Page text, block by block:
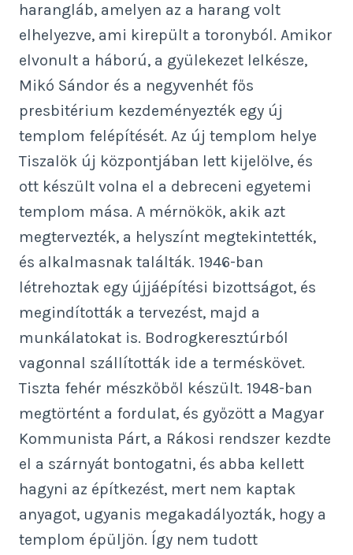
harangláb, amelyen az a harang volt
elhelyezve, ami kirepült a toronyból. Amikor
elvonult a háború, a gyülekezet lelkésze,
Mikó Sándor és a negyvenhét fős
presbitérium kezdeményezték egy új
templom felépítését. Az új templom helye
Tiszalök új központjában lett kijelölve, és
ott készült volna el a debreceni egyetemi
templom mása. A mérnökök, akik azt
megtervezték, a helyszínt megtekintették,
és alkalmasnak találták. 1946-ban
létrehoztak egy újjáépítési bizottságot, és
megindították a tervezést, majd a
munkálatokat is. Bodrogkeresztúrból
vagonnal szállították ide a terméskövet.
Tiszta fehér mészkőből készült. 1948-ban
megtörtént a fordulat, és győzött a Magyar
Kommunista Párt, a Rákosi rendszer kezdte
el a szárnyát bontogatni, és abba kellett
hagyni az építkezést, mert nem kaptak
anyagot, ugyanis megakadályozták, hogy a
templom épüljön. Így nem tudott